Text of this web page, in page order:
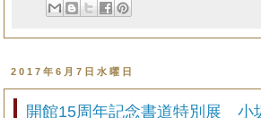
2017年6月7日水曜日
開館15周年記念書道特別展 小